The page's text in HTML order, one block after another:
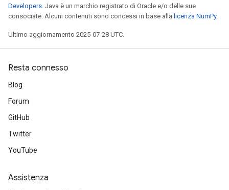
Developers. Java è un marchio registrato di Oracle e/o delle sue
consociate. Alcuni contenuti sono concessi in base alla licenza NumPy.
Ultimo aggiornamento 2025-07-28 UTC.
Resta connesso
Blog
Forum
GitHub
Twitter
YouTube
Assistenza